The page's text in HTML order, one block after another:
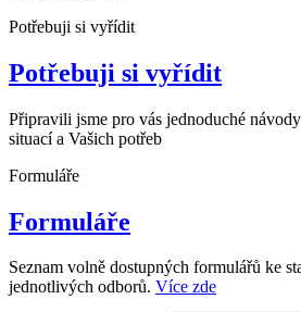
Potřebuji si vyřídit
Potřebuji si vyřídit
Připravili jsme pro vás jednoduché
situací a Vašich potřeb
Formuláře
Formuláře
Seznam volně dostupných formulářů ke
jednotlivých odborů. Více zde